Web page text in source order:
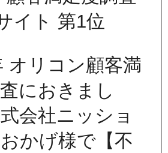
オリコン顧客満
におきまし
会社ニッショ
かげ様で【不